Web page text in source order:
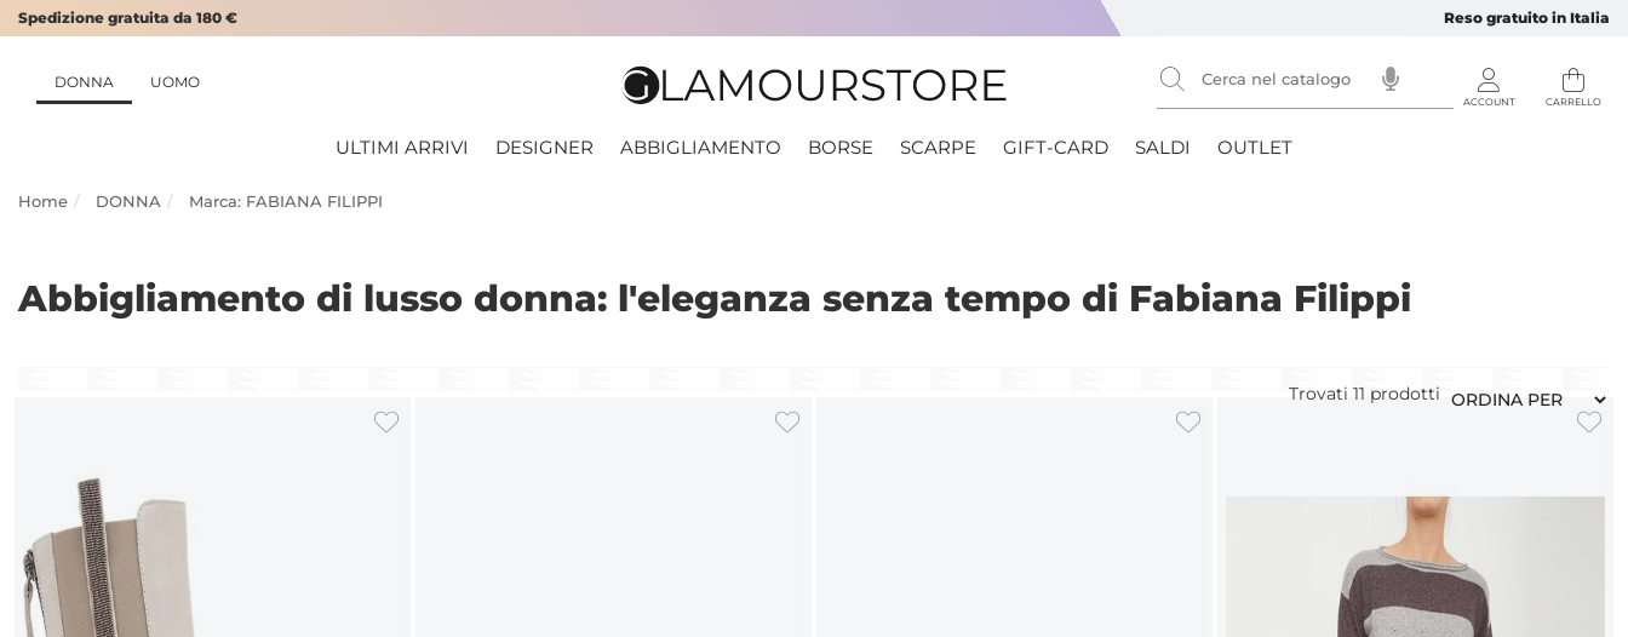
Spedizione gratuita da 180 € Reso gratuito in Italia
DONNA UOMO
ULTIMI ARRIVI DESIGNER ABBIGLIAMENTO BORSE SCARPE GIFT-CARD SALDI OUTLET
Home DONNA Marca: FABIANA FILIPPI
Abbigliamento di lusso donna: l'eleganza senza tempo di Fabiana Filippi
Trovati 11 prodotti